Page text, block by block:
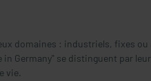
domaines : industriels, fixes
Germany" se distinguent par
vie.